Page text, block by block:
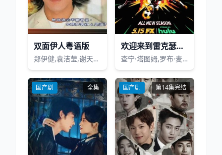
双面伊人粤语版
郑伊健,袁洁莹,谢天华,曹永廉
欢迎来到雷克瑟姆第四季
查宁·塔图姆,罗布·麦克尔亨尼,瑞安·雷诺兹
国产剧 全集 国产剧 第14集完结